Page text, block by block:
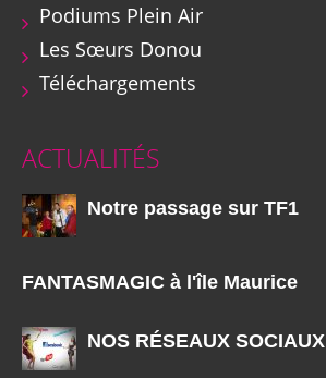
Podiums Plein Air
Les Sœurs Donou
Téléchargements
ACTUALITÉS
Notre passage sur TF1
FANTASMAGIC à l'île Maurice
NOS RÉSEAUX SOCIAUX